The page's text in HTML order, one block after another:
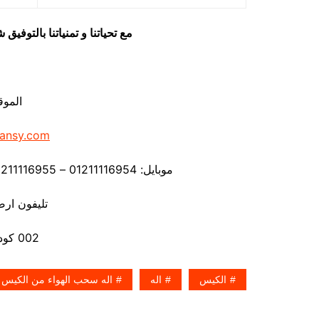
مع تحياتنا و تمنياتنا
موبايل: 01211116954 – 01211116955 – 01211116956 – – 01211116958
تليفون ارضي
002 كود مصر قبل الرقم
الكيس اله اله سحب الهواء من الكيس